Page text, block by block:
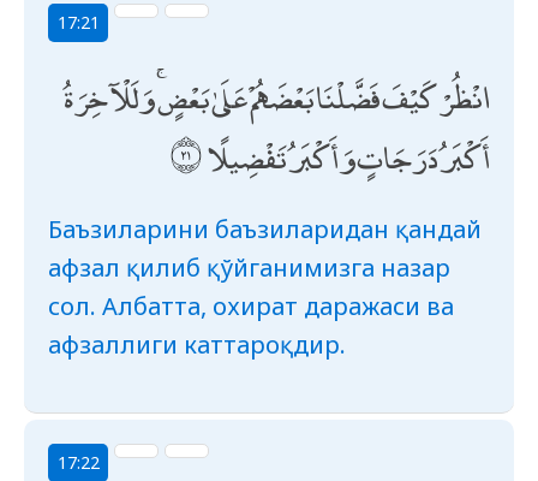
17:21
انْظُرْ كَيْفَ فَضَّلْنَا بَعْضَهُمْ عَلَىٰ بَعْضٍ ۚ وَلَلْآخِرَةُ
أَكْبَرُ دَرَجَاتٍ وَأَكْبَرُ تَفْضِيلًا
Баъзиларини баъзиларидан қандай
афзал қилиб қўйганимизга назар
сол. Албатта, охират даражаси ва
афзаллиги каттароқдир.
17:22